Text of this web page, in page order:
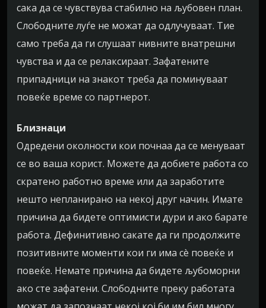
сака да се чувствува стабилно на љубовен план.
Слободните луѓе не можат да одлучуваат. Тие
само треба да ги слушаат нивните внатрешни
чувства и да се релаксираат. Зафатените
припадници на знакот треба да поминуваат
повеќе време со партнерот.
Близнаци
Одредени околности кои почнаа да се менуваат
се во ваша корист. Можете да добиете работа со
скратено работно време или да заработите
нешто непланирано на некој друг начин. Имате
причина да бидете оптимисти дури и ако барате
работа. Дефинитивно сакате да ги продолжите
позитивните моменти кои ги има сè повеќе и
повеќе. Немате причина да бидете љубоморни
ако сте зафатени. Слободните преку работата